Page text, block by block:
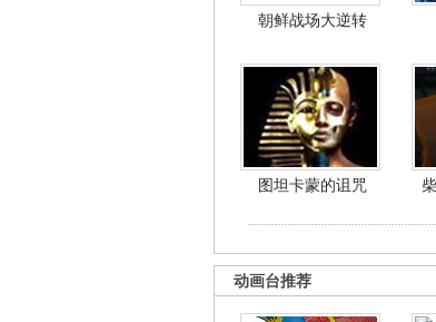
朝鲜战场大逆转
图坦卡蒙的诅咒
动画台推荐